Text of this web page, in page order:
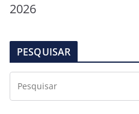
2026
PESQUISAR